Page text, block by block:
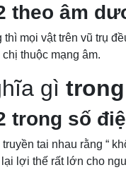
theo âm
mọi vật trên vũ trụ
thuộc mạng âm.
gì
trong số
tai nhau rằng “
lợi thế rất lớn cho